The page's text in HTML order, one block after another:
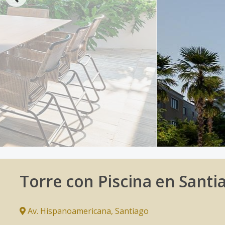
Torre con Piscina en
Av. Hispanoamericana, Santiago